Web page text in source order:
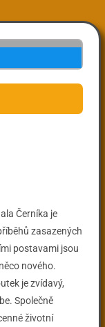
Černíka je
zasazených
postavami jsou
nového.
je zvídavý,
Společně
životní